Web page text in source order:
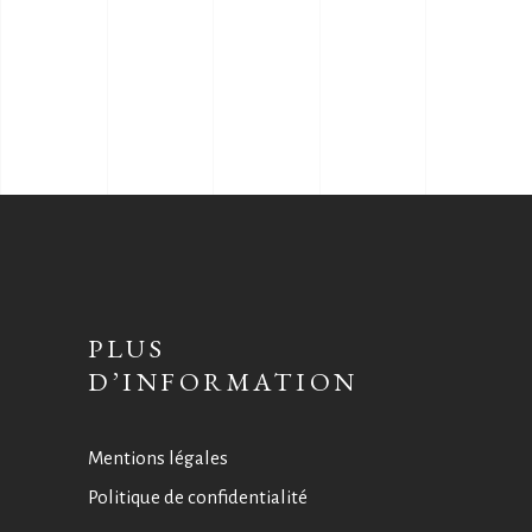
PLUS
D’INFORMATION
Mentions légales
Politique de confidentialité